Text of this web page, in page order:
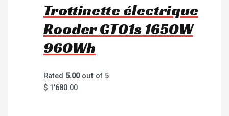
Trottinette électrique
Rooder GT01s 1650W
960Wh
Rated 5.00out of 5
$ 1'680.00